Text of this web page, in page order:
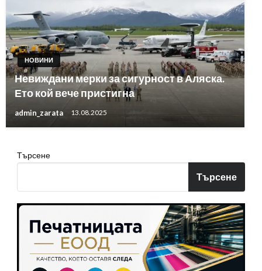
НОВИНИ
Невиждани мерки за сигурност в Аляска.
Ето кой вече пристигна
admin_zarata 13.08.2025
Търсене
Търсене